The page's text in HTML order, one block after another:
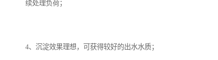
续处理负荷；
4、沉淀效果理想，可获得较好的出水水质；